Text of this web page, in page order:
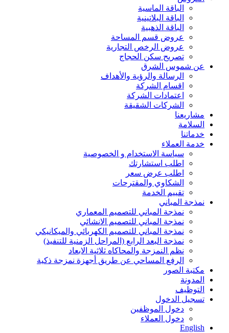
الباقة الماسية
الباقة البلاتينية
الباقة الذهبية
عروض قسم المساحة
عروض الرخص التجارية
تصريح سكن الحجاج
عن شموس الشرق
الرسالة والرؤية والأهداف
اقسام الشركة
اعتمادات الشركة
الشركات الشقيقة
مشاريعنا
السلامة
خدماتنا
خدمة العملاء
سياسة الاستخدام و الخصوصية
اطلب استشارتك
اطلب عرض سعر
الشكاوي والمقترحات
تقييم الخدمة
نمذجة المباني
نمذجة المباني للتصمیم المعماري
نمذجة المباني للتصمیم الانشائي
نمذجة المباني للتصمیم الكھربائي والمیكانیكي
نمذجة البعد الرابع (المراحل الزمنیة للتنفیذ)
نظم النمزجة والمحاكاه ثلاثیة الابعاد
الرفع المساحي عن طریق أجھزة نمزجة ذكیة
مكتبة الصور
المدونة
التوظيف
تسجيل الدخول
دخول الموظفين
دخول العملاء
English